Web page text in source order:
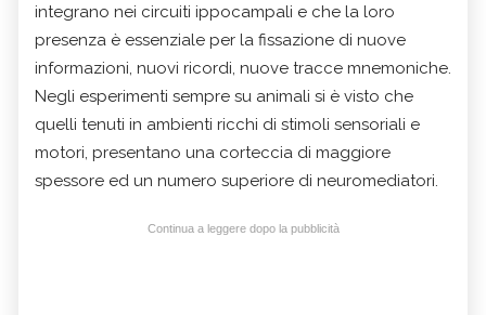
integrano nei circuiti ippocampali e che la loro
presenza è essenziale per la fissazione di nuove
informazioni, nuovi ricordi, nuove tracce mnemoniche.
Negli esperimenti sempre su animali si è visto che
quelli tenuti in ambienti ricchi di stimoli sensoriali e
motori, presentano una corteccia di maggiore
spessore ed un numero superiore di neuromediatori.
Continua a leggere dopo la pubblicità